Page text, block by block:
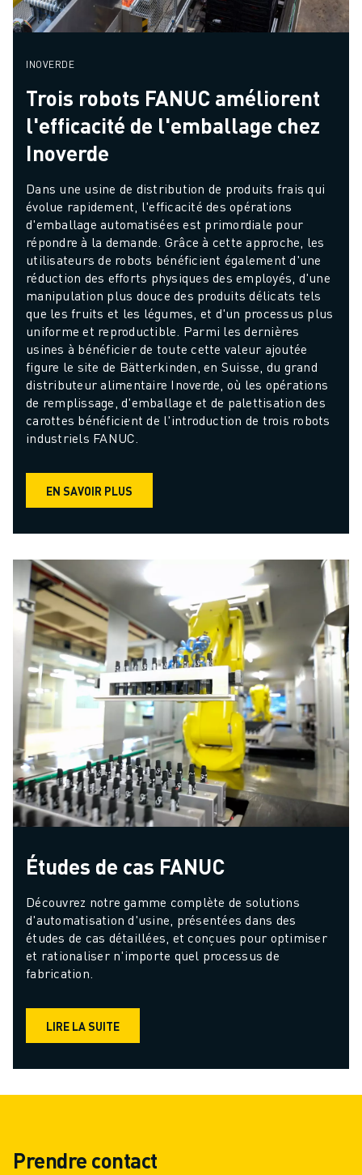
d'environnements
industriels.
INOVERDE
Trois robots FANUC améliorent
l'efficacité de l'emballage chez
Inoverde
Dans une usine de distribution de produits frais qui
évolue rapidement, l'efficacité des opérations
d'emballage automatisées est primordiale pour
répondre à la demande. Grâce à cette approche, les
utilisateurs de robots bénéficient également d'une
réduction des efforts physiques des employés, d'une
manipulation plus douce des produits délicats tels
que les fruits et les légumes, et d'un processus plus
uniforme et reproductible. Parmi les dernières
usines à bénéficier de toute cette valeur ajoutée
figure le site de Bätterkinden, en Suisse, du grand
distributeur alimentaire Inoverde, où les opérations
de remplissage, d'emballage et de palettisation des
carottes bénéficient de l'introduction de trois robots
industriels FANUC.
EN SAVOIR PLUS
Études de cas FANUC
Découvrez notre gamme complète de solutions
d'automatisation d'usine, présentées dans des
études de cas détaillées, et conçues pour optimiser
et rationaliser n'importe quel processus de
fabrication.
LIRE LA SUITE
Prendre contact